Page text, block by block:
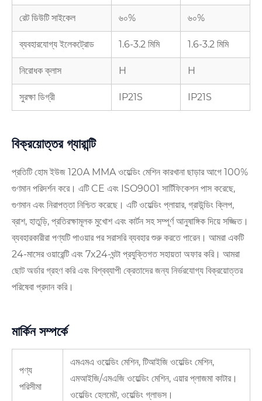
রেট ডিউটি ​​সাইকেল ৬০% ৬০%
ব্যবহারযোগ্য ইলেকট্রোড 1.6-3.2 মিমি 1.6-3.2 মিমি
নিরোধক ক্লাস H H
সুরক্ষা ডিগ্রী IP21S IP21S
বিক্রয়োত্তর গ্যারান্টি
প্রতিটি হোম ইউজ 120A MMA ওয়েল্ডিং মেশিন কারখানা ছাড়ার আগে 100%
গুণমান পরিদর্শন করে। এটি CE এবং ISO9001 সার্টিফিকেশন পাস করেছে,
গুণমান এবং নিরাপত্তা নিশ্চিত করেছে। এটি ওয়েল্ডিং প্লায়ার, গ্রাউন্ডিং ক্লিপ,
ব্রাশ, হাতুড়ি, প্রতিরক্ষামূলক মুখোশ এবং কার্টন সহ সম্পূর্ণ আনুষাঙ্গিক দিয়ে সজ্জিত।
ব্যবহারকারীরা পণ্যটি পাওয়ার পর সরাসরি ব্যবহার শুরু করতে পারেন। আমরা একটি
24-মাসের ওয়ারেন্টি এবং 7x24-ঘন্টা প্রযুক্তিগত সহায়তা অফার করি। আমরা
ছোট অর্ডার গ্রহণ করি এবং বিশ্বব্যাপী ক্রেতাদের জন্য নির্ভরযোগ্য বিক্রয়োত্তর
পরিষেবা প্রদান করি।
মার্কিন সম্পর্কে
পণ্য
পরিসীমা
এমএমএ ওয়েল্ডিং মেশিন, টিআইজি ওয়েল্ডিং মেশিন,
এমআইজি/এমএজি ওয়েল্ডিং মেশিন, এয়ার প্লাজমা কাটার।
ওয়েল্ডিং হেলমেট, ওয়েল্ডিং গ্লাভস।